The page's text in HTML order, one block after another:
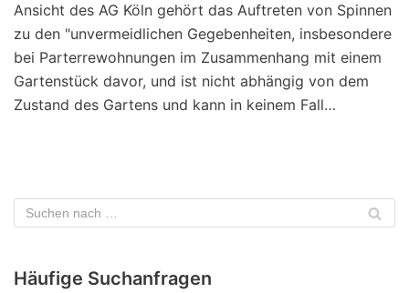
Ansicht des AG Köln gehört das Auftreten von Spinnen
zu den "unvermeidlichen Gegebenheiten, insbesondere
bei Parterrewohnungen im Zusammenhang mit einem
Gartenstück davor, und ist nicht abhängig von dem
Zustand des Gartens und kann in keinem Fall…
Häufige Suchanfragen